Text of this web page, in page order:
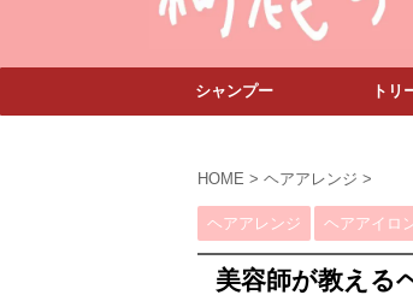
シャンプー トリ
HOME > ヘアアレンジ >
ヘアアレンジ ヘアアイロ
美容師が教える